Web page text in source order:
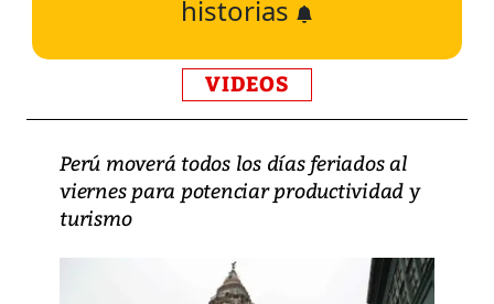
historias
VIDEOS
Perú moverá todos los días feriados al
viernes para potenciar productividad y
turismo